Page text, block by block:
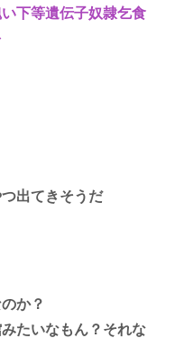
下等遺伝子奴隷乞食
出てきそうだ
か？
たいなもん？それな